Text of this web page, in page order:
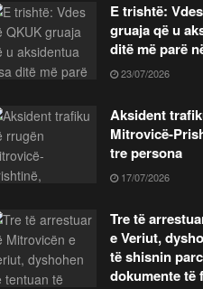
E trishtë:
gruaja që u
ditë më parë
23/07/2026
Aksident
Mitrovicë-
tre persona
17/07/2026
Tre të
e Veriut,
të shisnin
dokumente të